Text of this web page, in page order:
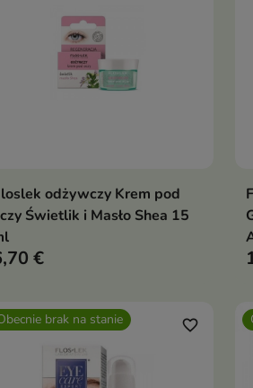
Dodaj do koszyka
odżywczy Krem pod
Świetlik i Masło Shea 15
€
brak na stanie favorite_border